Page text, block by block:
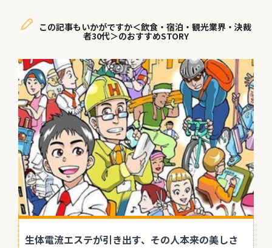
この記事もいかがですか＜飲食・宿泊・観光業界・決裁
者30代＞のおすすめSTORY
生体電流エステが引き出す、その人本来の美しさ